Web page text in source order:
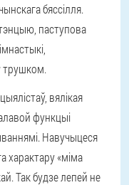
бяссілля.
паступова
трушком.
вялікая
функцыі
Навучыцеся
характару «міма
Так будзе лепей не